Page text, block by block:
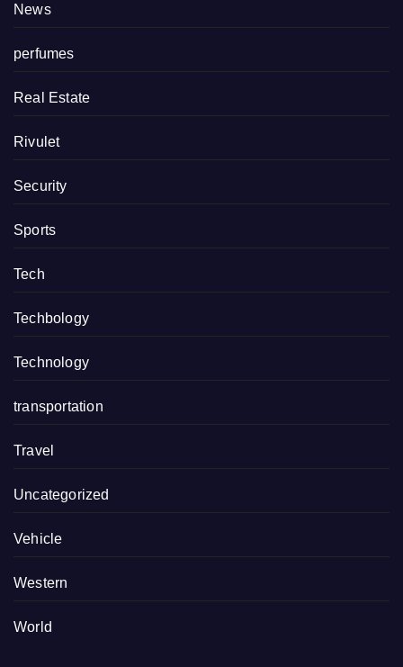
News
perfumes
Real Estate
Rivulet
Security
Sports
Tech
Techbology
Technology
transportation
Travel
Uncategorized
Vehicle
Western
World